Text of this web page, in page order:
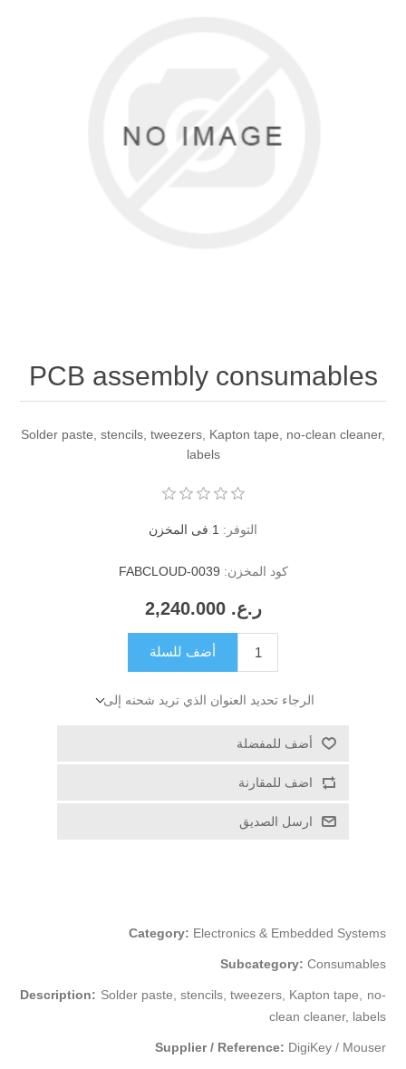
PCB assembly consumables
Solder paste, stencils, tweezers, Kapton tape, no-clean cleaner,
labels
التوفر: 1 فى المخزن
كود المخزن: FABCLOUD-0039
ر.ع.‏‏ 2,240.000
أضف للسلة
الرجاء تحديد العنوان الذي تريد شحنه إلى
أضف للمفضلة
اضف للمقارنة
ارسل الصديق
Category: Electronics & Embedded Systems
Subcategory: Consumables
Description: Solder paste, stencils, tweezers, Kapton tape, no-
clean cleaner, labels
Supplier / Reference: DigiKey / Mouser